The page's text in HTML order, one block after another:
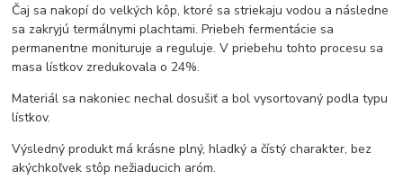
Čaj sa nakopí do velkých kôp, ktoré sa striekaju vodou a následne
sa zakryjú termálnymi plachtami. Priebeh fermentácie sa
permanentne monituruje a reguluje. V priebehu tohto procesu sa
masa lístkov zredukovala o 24%.
Materiál sa nakoniec nechal dosušiť a bol vysortovaný podla typu
lístkov.
Výsledný produkt má krásne plný, hladký a čístý charakter, bez
akýchkoľvek stôp nežiaducich aróm.